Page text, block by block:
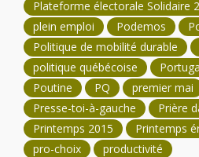
Plateforme électorale Solidaire
plein emploi
Podemos
Politique de mobilité durable
politique québécoise
Poutine
PQ premier mai
Presse-toi-à-gauche
Prière
Printemps 2015
Printemps
pro-choix
productivité